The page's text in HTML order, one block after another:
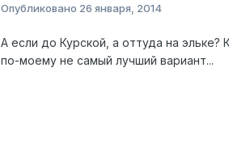
Опубликовано 26 января, 2014
А если до Курской, а оттуда на
по-моему не самый лучший вариант...